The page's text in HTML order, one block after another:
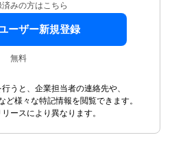
済みの方はこちら
ーザー新規登録
無料
うと、企業担当者の連絡先や、
ど様々な特記情報を閲覧できます。
ースにより異なります。